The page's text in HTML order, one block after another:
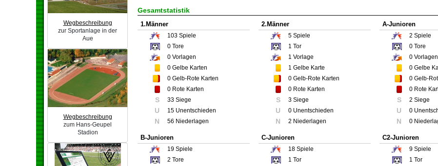
Wegbeschreibung
zur Sportanlage in der
Aue
Wegbeschreibung
zum Hans-Geupel
Stadion
Gesamtstatistik
1.Männer
103 Spiele
0 Tore
0 Vorlagen
0 Gelbe Karten
0 Gelb-Rote Karten
0 Rote Karten
S 33 Siege
U 15 Unentschieden
N 56 Niederlagen
2.Männer
5 Spiele
1 Tor
1 Vorlage
1 Gelbe Karte
0 Gelb-Rote Karten
0 Rote Karten
S 3 Siege
U 0 Unentschieden
N 2 Niederlagen
A-Junioren
2 Spiele
0 Tore
0 Vorlagen
0 Gelbe
0 Gelb-
0 Rote
S 2 Siege
U 0
N 0
B-Junioren
19 Spiele
2 Tore
C-Junioren
18 Spiele
1 Tor
C2-Junioren
9 Spiele
1 Tor